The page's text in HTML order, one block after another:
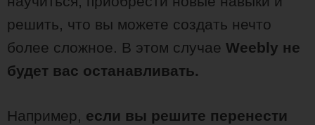
решить, что вы можете создать нечто
более сложное. В этом случае Weebly не
будет вас останавливать.
Например, если вы решите перенести